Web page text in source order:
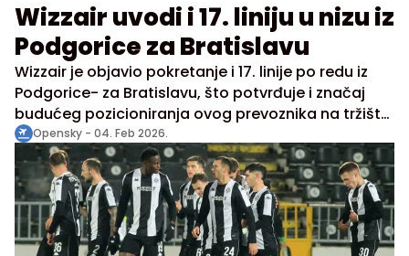
Wizzair uvodi i 17. liniju u nizu iz
Podgorice za Bratislavu
Wizzair je objavio pokretanje i 17. linije po redu iz
Podgorice- za Bratislavu, što potvrđuje i značaj
budućeg pozicioniranja ovog prevoznika na tržištu
Crne Gore. Početak operacija je najavljen za 21. maj
na bazi tri nedeljna leta- utorkom, četvrtkom i
subotom, a planirani avion na ruti biće Airbus
A321neo.
Opensky - 04. Feb 2026.